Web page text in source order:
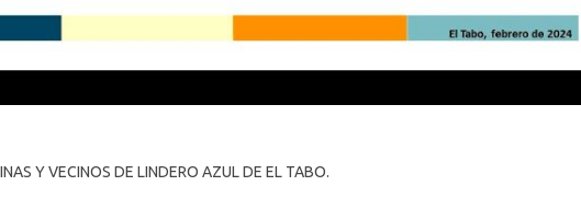
Y VECINOS DE LINDERO AZUL DE EL TABO.